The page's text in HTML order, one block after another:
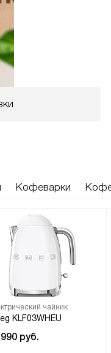
Кофеварки
чайник
KLF03WHEU
руб.